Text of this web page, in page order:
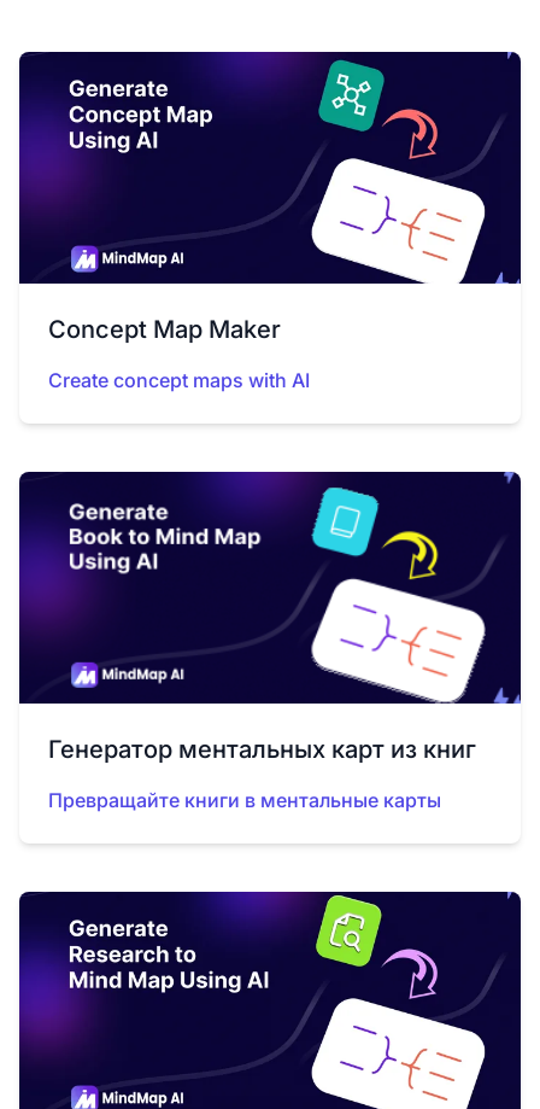
Concept Map Maker
Create concept maps with AI
Генератор ментальных карт из книг
Превращайте книги в ментальные карты